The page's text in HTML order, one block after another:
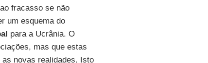
fracasso se não
um esquema do
para a Ucrânia. O
mas que estas
novas realidades. Isto